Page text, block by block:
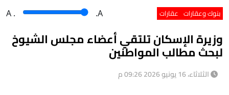
بنوك وعقارات عقارات A . .A
وزيرة الإسكان تلتقي أعضاء مجلس الشيوخ
لبحث مطالب المواطنين
الثلاثاء، 16 يونيو 2026 09:26 م